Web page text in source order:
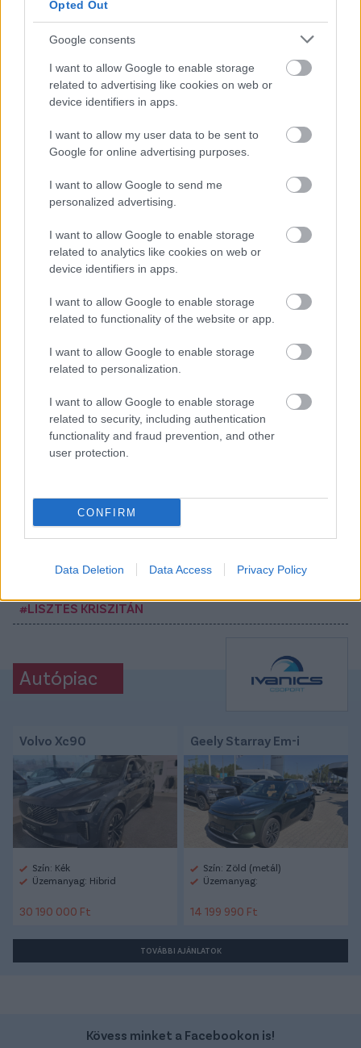
Opted Out
Google consents
I want to allow Google to enable storage
related to advertising like cookies on web or
device identifiers in apps.
I want to allow my user data to be sent to
Google for online advertising purposes.
I want to allow Google to send me
personalized advertising.
I want to allow Google to enable storage
related to analytics like cookies on web or
device identifiers in apps.
I want to allow Google to enable storage
related to functionality of the website or app.
I want to allow Google to enable storage
related to personalization.
I want to allow Google to enable storage
related to security, including authentication
functionality and fraud prevention, and other
user protection.
CONFIRM
Data Deletion Data Access Privacy Policy
Fradi: A PSG és a Juventus ellen is
játszott a jelenlegi BL-idényben az
egyik legújabb kiszemelt - sajtóhír
Izraeli sajtóinformáció szerint a Fradi is érdeklődik a
Maccabi Haifa középpályása iránt. A csakfoci.hu úgy
tudja, hogy Abu Fani valóban kiszemelt a Fradinál, de a
szerződtetésére.
Elolvasom
Itt állíthatod be, hogy a Csakfoci az elsők
között legyen a Google-találatokban
Tetszett a cikk? Megosztanád?
Link másolása
CÍMKÉK: #MAGYAR FOCI #NB I
#FRADI
#LISZTES KRISZITÁN
Autópiac
Volvo Xc90
Szín: Kék
Üzemanyag: Hibrid
30 190 000 Ft
Geely Starray Em-i
Szín: Zöld (metál)
Üzemanyag:
14 199 990 Ft
TOVÁBBI AJÁNLATOK
Kövess minket a Facebookon is!